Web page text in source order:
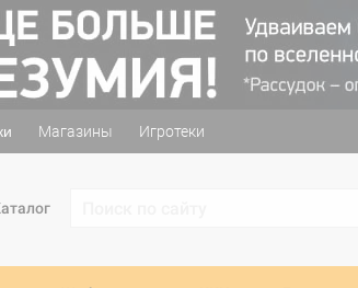
Магазины Игротеки